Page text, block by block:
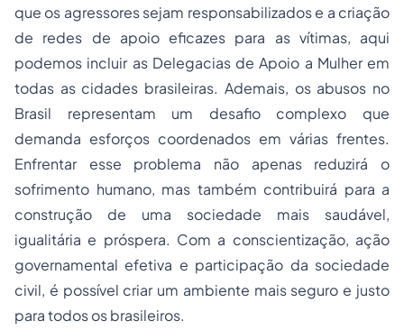
que os agressores sejam responsabilizados e a criação
de redes de apoio eficazes para as vítimas, aqui
podemos incluir as Delegacias de Apoio a Mulher em
todas as cidades brasileiras. Ademais, os abusos no
Brasil representam um desafio complexo que
demanda esforços coordenados em várias frentes.
Enfrentar esse problema não apenas reduzirá o
sofrimento humano, mas também contribuirá para a
construção de uma sociedade mais saudável,
igualitária e próspera. Com a conscientização, ação
governamental efetiva e participação da sociedade
civil, é possível criar um ambiente mais seguro e justo
para todos os brasileiros.